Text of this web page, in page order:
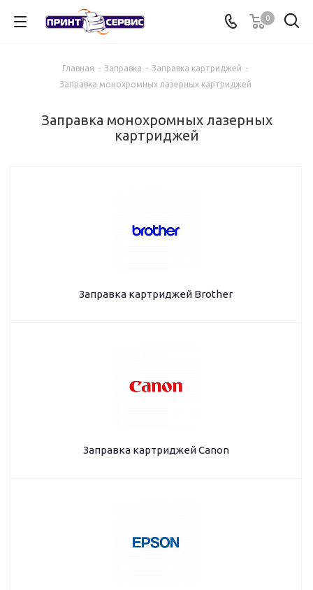
0
Главная - Заправка - Заправка картриджей -
Заправка монохромных лазерных картриджей
Заправка монохромных лазерных
картриджей
Заправка картриджей Brother
Заправка картриджей Canon